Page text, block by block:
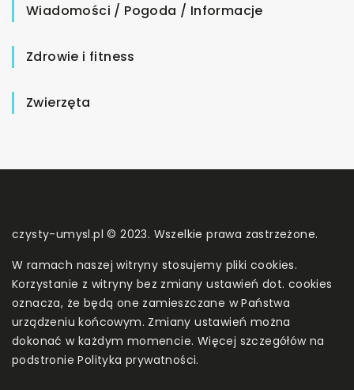
Wiadomości / Pogoda / Informacje
Zdrowie i fitness
Zwierzęta
czysty-umysl.pl © 2023. Wszelkie prawa zastrzeżone.
W ramach naszej witryny stosujemy pliki cookies.
Korzystanie z witryny bez zmiany ustawień dot. cookies
oznacza, że będą one zamieszczane w Państwa
urządzeniu końcowym. Zmiany ustawień można
dokonać w każdym momencie. Więcej szczegółów na
podstroniePolityka prywatności.